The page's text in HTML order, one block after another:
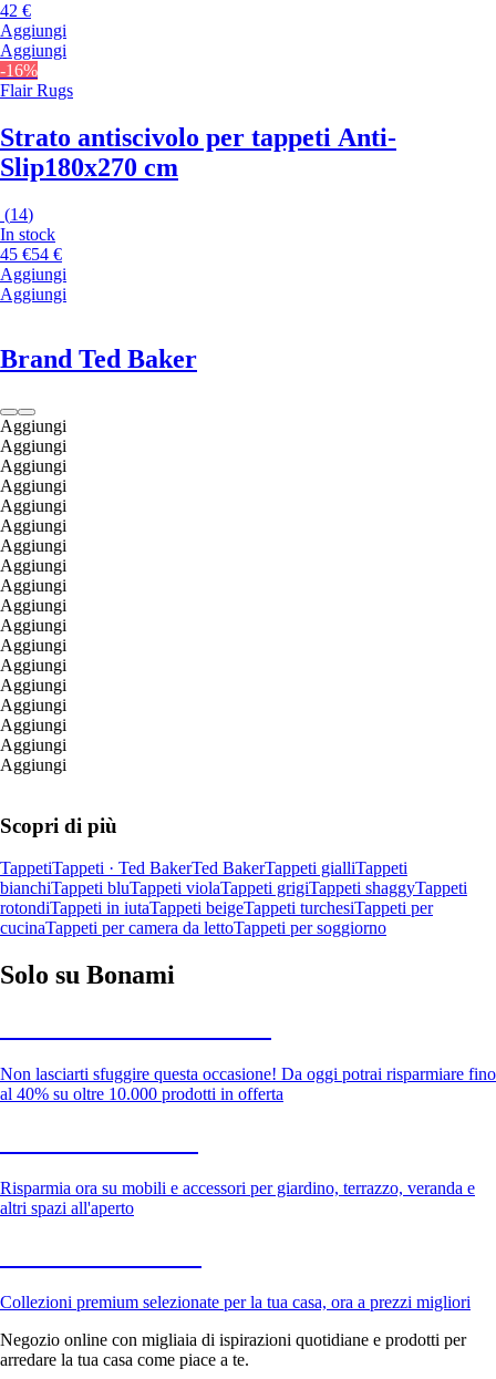
42 €
Aggiungi
Aggiungi
-16%
Flair Rugs
Strato antiscivolo per tappeti Anti-
Slip180x270 cm
(14)
In stock
45 €54 €
Aggiungi
Aggiungi
Brand Ted Baker
Aggiungi
Aggiungi
Aggiungi
Aggiungi
Aggiungi
Aggiungi
Aggiungi
Aggiungi
Aggiungi
Aggiungi
Aggiungi
Aggiungi
Aggiungi
Aggiungi
Aggiungi
Aggiungi
Aggiungi
Aggiungi
Scopri di più
TappetiTappeti · Ted BakerTed BakerTappeti gialliTappeti
bianchiTappeti bluTappeti violaTappeti grigiTappeti shaggyTappeti
rotondiTappeti in iutaTappeti beigeTappeti turchesiTappeti per
cucinaTappeti per camera da lettoTappeti per soggiorno
Solo su Bonami
Non lasciarti sfuggire questa occasione! Da oggi potrai risparmiare fino
al 40% su oltre 10.000 prodotti in offerta
Risparmia ora su mobili e accessori per giardino, terrazzo, veranda e
altri spazi all'aperto
Collezioni premium selezionate per la tua casa, ora a prezzi migliori
Negozio online con migliaia di ispirazioni quotidiane e prodotti per
arredare la tua casa come piace a te.